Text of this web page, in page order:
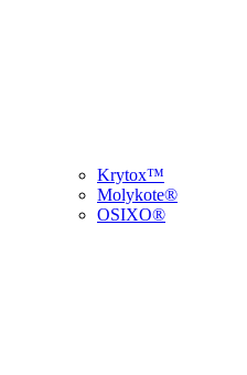
Krytox™
Molykote®
OSIXO®